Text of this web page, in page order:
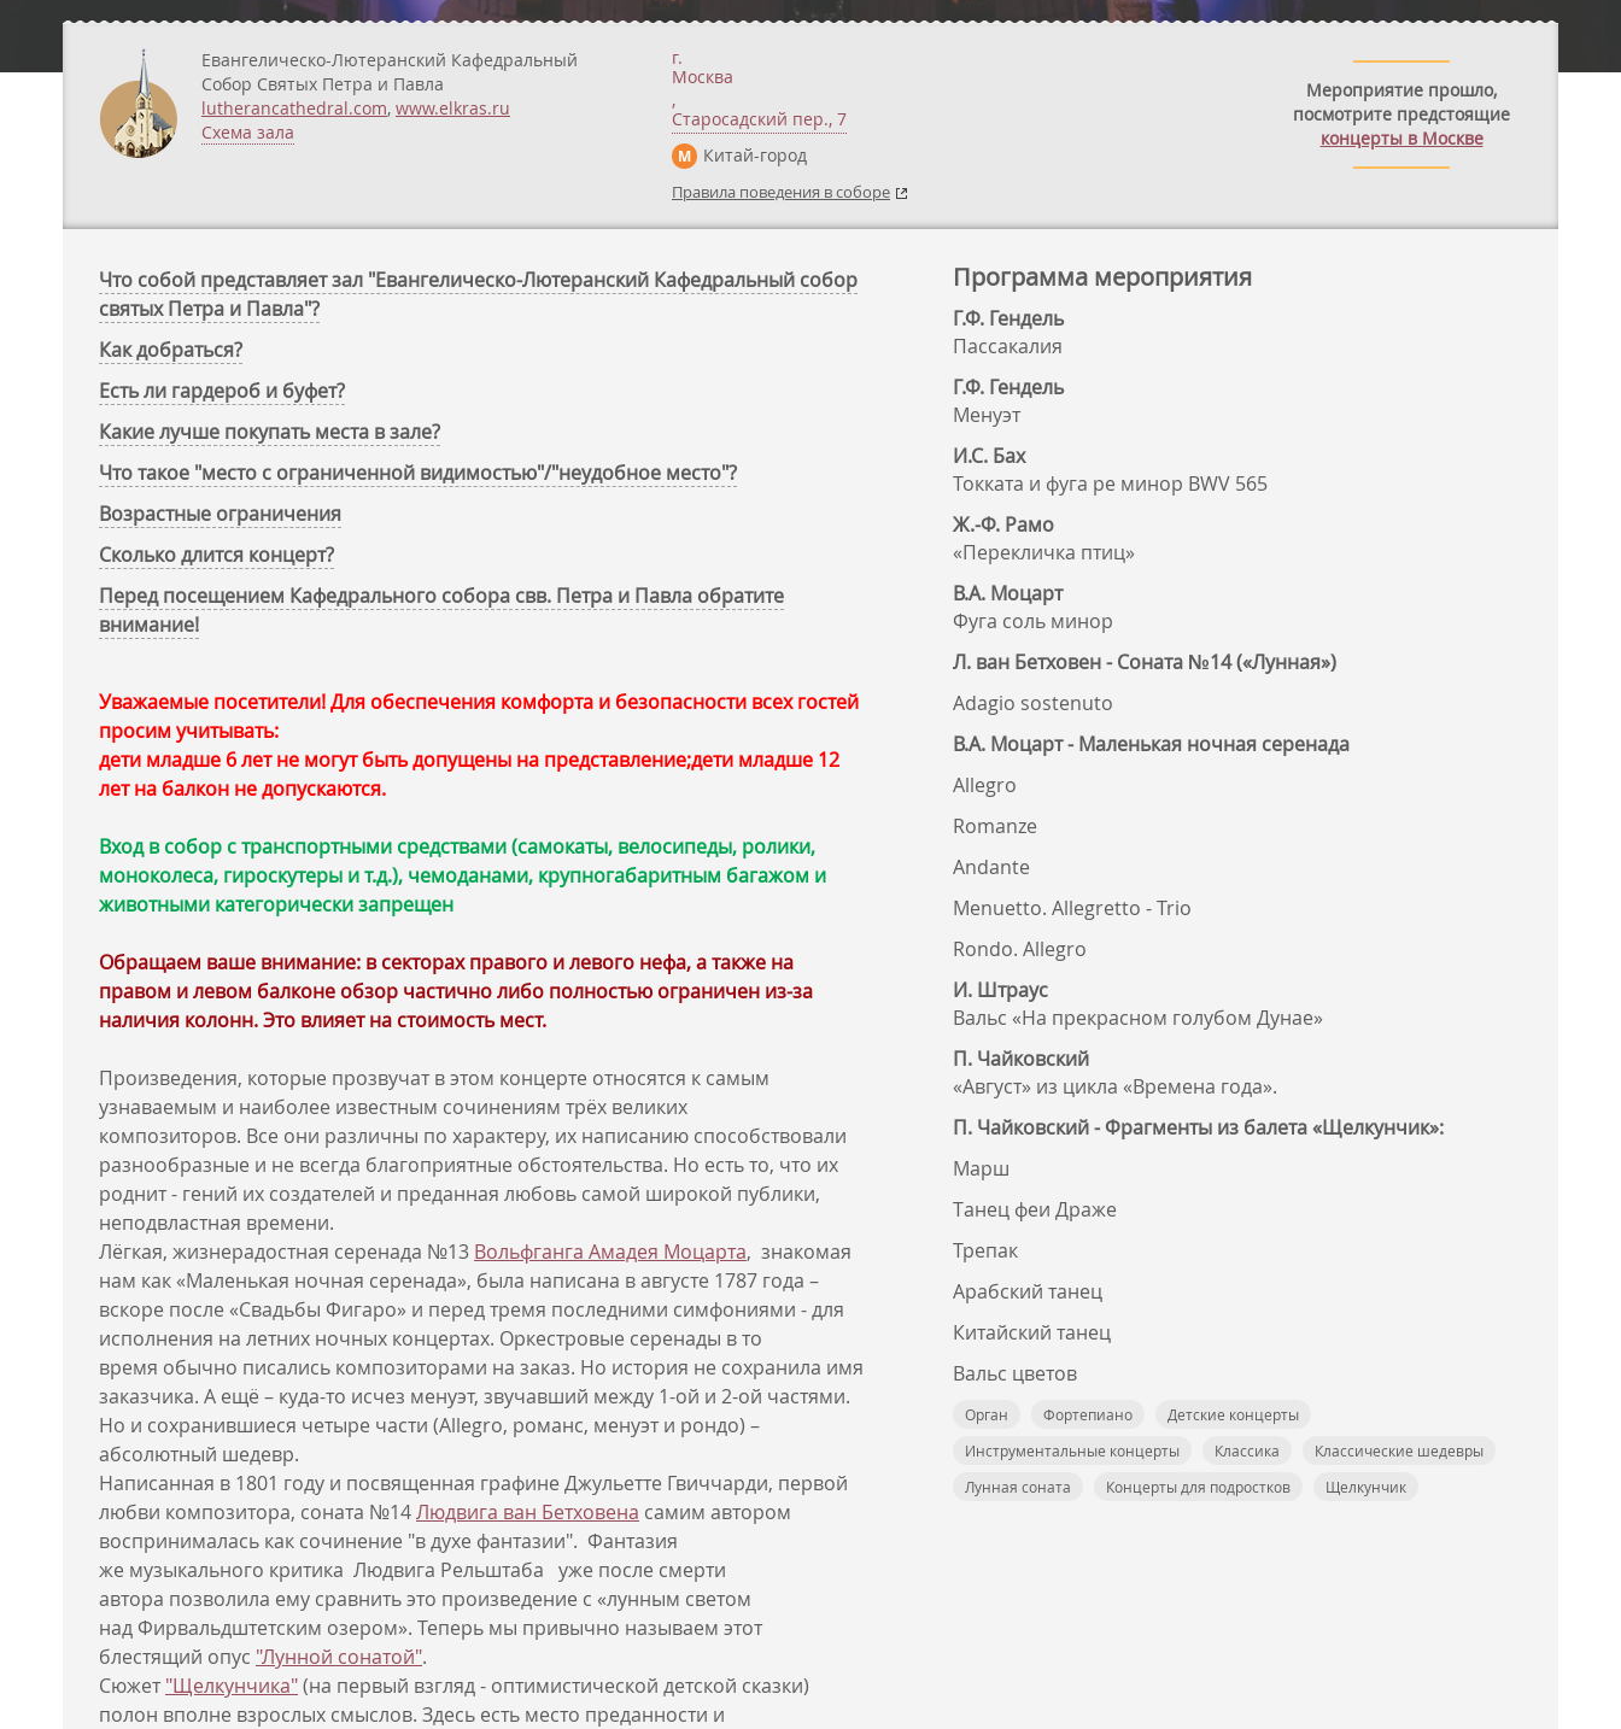
Евангелическо-Лютеранский Кафедральный
Собор Святых Петра и Павла
lutherancathedral.com, www.elkras.ru
Схема зала
г.
Москва
,
Старосадский пер., 7
М Китай-город
Правила поведения в соборе
Мероприятие прошло,
посмотрите предстоящие
концерты в Москве
Что собой представляет зал "Евангелическо-Лютеранский Кафедральный собор
святых Петра и Павла"?
Как добраться?
Есть ли гардероб и буфет?
Какие лучше покупать места в зале?
Что такое "место с ограниченной видимостью"/"неудобное место"?
Возрастные ограничения
Сколько длится концерт?
Перед посещением Кафедрального собора свв. Петра и Павла обратите
внимание!
Уважаемые посетители! Для обеспечения комфорта и безопасности всех гостей
просим учитывать:
дети младше 6 лет не могут быть допущены на представление;дети младше 12
лет на балкон не допускаются.
Вход в собор с транспортными средствами (самокаты, велосипеды, ролики,
моноколеса, гироскутеры и т.д.), чемоданами, крупногабаритным багажом и
животными категорически запрещен
Обращаем ваше внимание: в секторах правого и левого нефа, а также на
правом и левом балконе обзор частично либо полностью ограничен из‑за
наличия колонн. Это влияет на стоимость мест.
Произведения, которые прозвучат в этом концерте относятся к самым
узнаваемым и наиболее известным сочинениям трёх великих
композиторов. Все они различны по характеру, их написанию способствовали
разнообразные и не всегда благоприятные обстоятельства. Но есть то, что их
роднит - гений их создателей и преданная любовь самой широкой публики,
неподвластная времени.
Лёгкая, жизнерадостная серенада №13 Вольфганга Амадея Моцарта, знакомая
нам как «Маленькая ночная серенада», была написана в августе 1787 года –
вскоре после «Свадьбы Фигаро» и перед тремя последними симфониями - для
исполнения на летних ночных концертах. Оркестровые серенады в то
время обычно писались композиторами на заказ. Но история не сохранила имя
заказчика. А ещё – куда-то исчез менуэт, звучавший между 1-ой и 2-ой частями.
Но и сохранившиеся четыре части (Allegro, романс, менуэт и рондо) –
абсолютный шедевр.
Написанная в 1801 году и посвященная графине Джульетте Гвиччарди, первой
любви композитора, соната №14Людвига ван Бетховена самим автором
воспринималась как сочинение "в духе фантазии". Фантазия
же музыкального критика Людвига Рельштаба уже после смерти
автора позволила ему сравнить это произведение с «лунным светом
над Фирвальдштетским озером». Теперь мы привычно называем этот
блестящий опус "Лунной сонатой".
Сюжет"Щелкунчика"(на первый взгляд - оптимистической детской сказки)
полон вполне взрослых смыслов. Здесь есть место преданности и
Программа мероприятия
Г.Ф. Гендель
Пассакалия
Г.Ф. Гендель
Менуэт
И.С. Бах
Токката и фуга ре минор BWV 565
Ж.-Ф. Рамо
«Перекличка птиц»
В.А. Моцарт
Фуга соль минор
Л. ван Бетховен - Соната №14 («Лунная»)
Adagio sostenuto
В.А. Моцарт - Маленькая ночная серенада
Allegro
Romanze
Andante
Menuetto. Allegretto - Trio
Rondo. Allegro
И. Штраус
Вальс «На прекрасном голубом Дунае»
П. Чайковский
«Август» из цикла «Времена года».
П. Чайковский - Фрагменты из балета «Щелкунчик»:
Марш
Танец феи Драже
Трепак
Арабский танец
Китайский танец
Вальс цветов
Орган Фортепиано
Детские концерты
Инструментальные концерты
Классика
Классические шедевры
Лунная соната
Концерты для подростков Щелкунчик